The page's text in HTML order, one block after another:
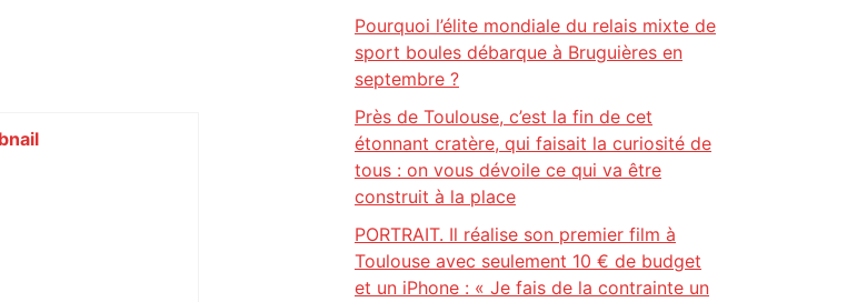
Pourquoi l’élite mondiale du relais mixte de
sport boules débarque à Bruguières en
septembre ?
Près de Toulouse, c’est la fin de cet
étonnant cratère, qui faisait la curiosité de
tous : on vous dévoile ce qui va être
construit à la place
PORTRAIT. Il réalise son premier film à
Toulouse avec seulement 10 € de budget
et un iPhone : « Je fais de la contrainte un